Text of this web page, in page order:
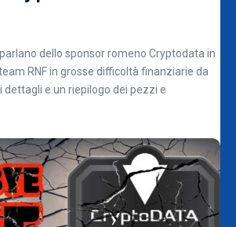
dello sponsor romeno Cryptodata in
RNF in grosse difficoltà finanziarie da
dettagli e un riepilogo dei pezzi e